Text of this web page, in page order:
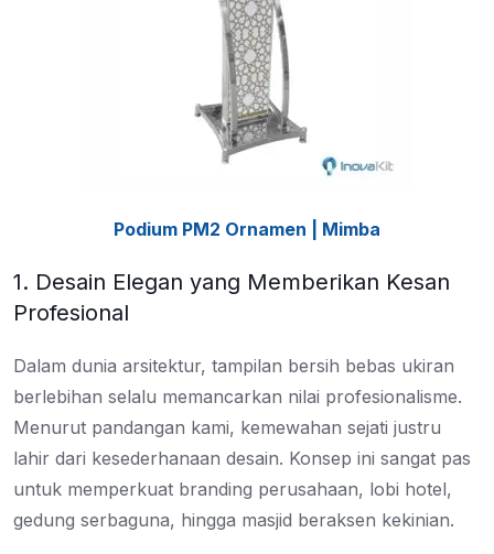
Podium PM2 Ornamen | Mimba
1. Desain Elegan yang Memberikan Kesan
Profesional
Dalam dunia arsitektur, tampilan bersih bebas ukiran
berlebihan selalu memancarkan nilai profesionalisme.
Menurut pandangan kami, kemewahan sejati justru
lahir dari kesederhanaan desain. Konsep ini sangat pas
untuk memperkuat branding perusahaan, lobi hotel,
gedung serbaguna, hingga masjid beraksen kekinian.